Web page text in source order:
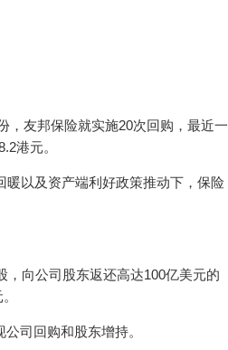
，友邦保险就实施20次回购，最近一
港元。
以及资产端利好政策推动下，保险
向公司股东返还高达100亿美元的
司回购和股东增持。